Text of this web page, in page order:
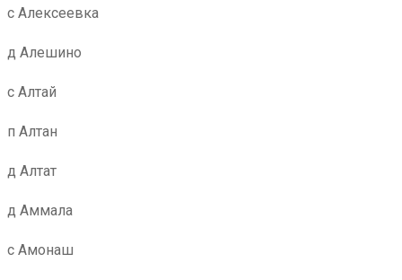
с Алексеевка
д Алешино
с Алтай
п Алтан
д Алтат
д Аммала
с Амонаш